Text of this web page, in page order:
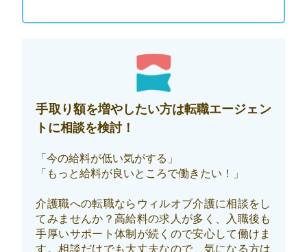
手取り額を増やしたい方は転職エージェン
トに相談を検討！
「今の給料が低い気がする」
「もっと給料が良いところで働きたい！」
介護職への転職ならウィルオブ介護に相談をし
てみませんか？高給料の求人が多く、入職後も
手厚いサポート体制が続くので安心して働けま
す。相談だけでも大丈夫なので、気になる方は